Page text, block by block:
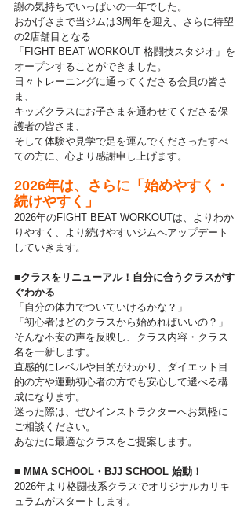
謝の気持ちでいっぱいの一年でした。
おかげさまで当ジムは3周年を迎え、さらに待望
の2店舗目となる
「FIGHT BEAT WORKOUT 格闘技スタジオ」を
オープンすることができました。
日々トレーニングに通ってくださる会員の皆さ
ま、
キッズクラスにお子さまを通わせてくださる保
護者の皆さま、
そして体験や見学で足を運んでくださったすべ
ての方に、心より感謝申し上げます。
2026年は、さらに「始めやすく・
続けやすく」
2026年のFIGHT BEAT WORKOUTは、よりわか
りやすく、より続けやすいジムへアップデート
していきます。
■クラスをリニューアル！自分に合うクラスがす
ぐわかる
「自分の体力でついていけるかな？」
「初心者はどのクラスから始めればいいの？」
そんな不安の声を反映し、クラス内容・クラス
名を一新します。
直感的にレベルや目的がわかり、ダイエット目
的の方や運動初心者の方でも安心して選べる構
成になります。
迷った際は、ぜひインストラクターへお気軽に
ご相談ください。
あなたに最適なクラスをご提案します。
■ MMA SCHOOL・BJJ SCHOOL 始動！
2026年より格闘技系クラスでオリジナルカリキ
ュラムがスタートします。